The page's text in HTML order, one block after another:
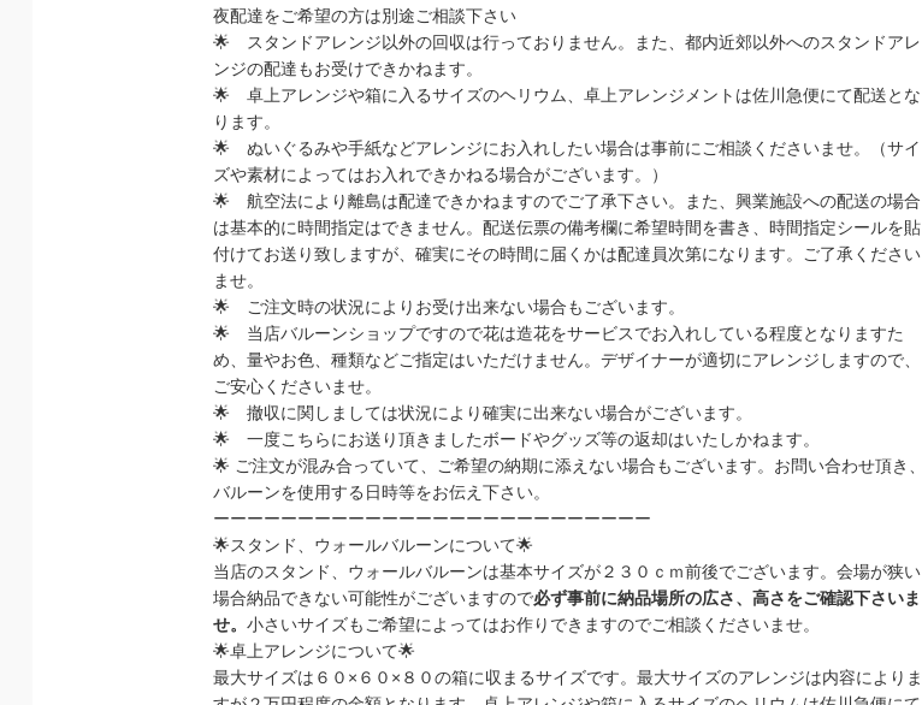
夜配達をご希望の方は別途ご相談下さい
🌟
スタンドアレンジ以外の回収は行っておりません。また、都内近郊以外へのスタンドアレ
ンジの配達もお受けできかねます。
🌟 卓上アレンジや箱に入るサイズのヘリウム、卓上アレンジメントは佐川急便にて配送とな
ります。
🌟 ぬいぐるみや手紙などアレンジにお入れしたい場合は事前にご相談くださいませ。（サイ
ズや素材によってはお入れできかねる場合がございます。）
🌟 航空法により離島は配達できかねますのでご了承下さい。また、興業施設への配送の場合
は基本的に時間指定はできません。配送伝票の備考欄に希望時間を書き、時間指定シールを貼
付けてお送り致しますが、確実にその時間に届くかは配達員次第になります。ご了承ください
ませ。
🌟 ご注文時の状況によりお受け出来ない場合もございます。
🌟 当店バルーンショップですので花は造花をサービスでお入れしている程度となりますた
め、量やお色、種類などご指定はいただけません。デザイナーが適切にアレンジしますので、
ご安心くださいませ。
🌟 撤収に関しましては状況により確実に出来ない場合がございます。
🌟 一度こちらにお送り頂きましたボードやグッズ等の返却はいたしかねます。
🌟 ご注文が混み合っていて、ご希望の納期に添えない場合もございます。お問い合わせ頂き、
バルーンを使用する日時等をお伝え下さい。
ーーーーーーーーーーーーーーーーーーーーーーーーーー
🌟スタンド、ウォールバルーンについて🌟
当店のスタンド、ウォールバルーンは基本サイズが２３０ｃｍ前後でございます。会場が狭い
場合納品できない可能性がございますので必ず事前に納品場所の広さ、高さをご確認下さいま
せ。小さいサイズもご希望によってはお作りできますのでご相談くださいませ。
🌟卓上アレンジについて🌟
最大サイズは６０ × ６０ × ８０の箱に収まるサイズです。最大サイズのアレンジは内容によりま